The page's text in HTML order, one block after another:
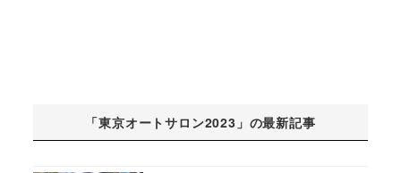
「東京オートサロン2023」の最新記事